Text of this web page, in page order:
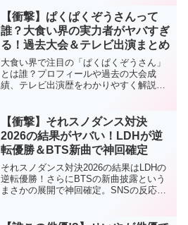
【衝撃】ぱくぱくぞうさんって
誰？大食い界の実力者がヤバすぎ
る！過去大会＆テレビ出演まとめ
大食い界で注目の「ぱくぱくぞうさん」
とは誰？プロフィールや過去の大会成
績、テレビ出演歴をわかりやすく解説。
【衝撃】それスノダンス対決
2026の結果がヤバい！LDHが逆
転優勝＆BTS新曲で神回確定
それスノダンス対決2026の結果はLDHの
逆転優勝！さらにBTSの新曲披露という
まさかの展開で神回確定。SNSの反応や